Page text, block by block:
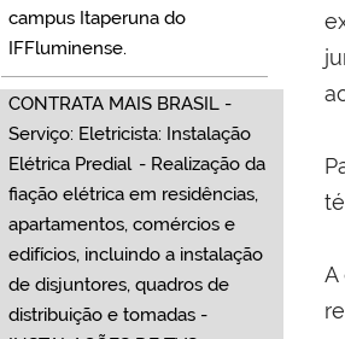
campus Itaperuna do
IFFluminense.
CONTRATA MAIS BRASIL -
Serviço: Eletricista: Instalação
Elétrica Predial - Realização da
fiação elétrica em residências,
apartamentos, comércios e
edifícios, incluindo a instalação
de disjuntores, quadros de
distribuição e tomadas -
A